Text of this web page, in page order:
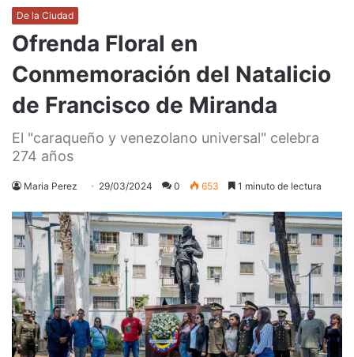
De la Ciudad
Ofrenda Floral en
Conmemoración del Natalicio
de Francisco de Miranda
El "caraqueño y venezolano universal" celebra
274 años
Maria Perez 29/03/2024 0 653 1 minuto de lectura